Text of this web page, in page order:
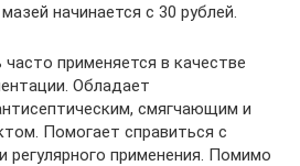
начинается с 30 рублей.
применяется в качестве
Обладает
смягчающим и
Помогает справиться с
регулярного применения. Помимо